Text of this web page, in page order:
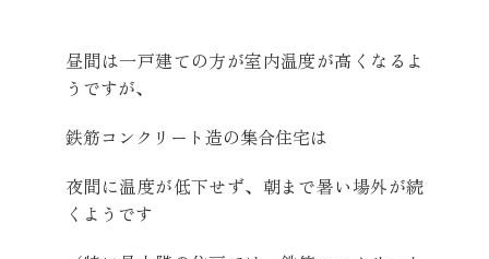
昼間は一戸建ての方が室内温度が高くなるよ
うですが、
鉄筋コンクリート造の集合住宅は
夜間に温度が低下せず、朝まで暑い場外が続
くようです